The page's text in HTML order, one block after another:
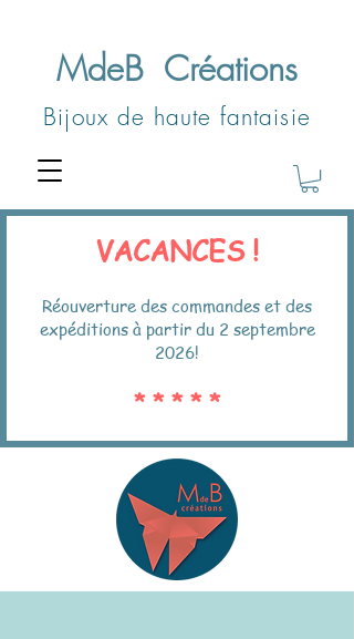
MdeB Créations
Bijoux de haute fantaisie
VACANCES !
Réouverture des commandes et des
expéditions à partir du 2 septembre
2026!
* * * * *